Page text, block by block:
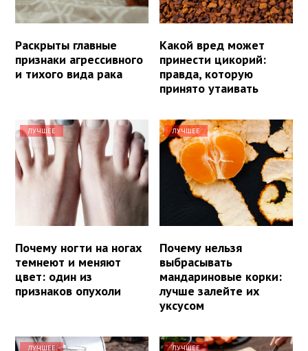
Раскрыты главные
признаки агрессивного
и тихого вида рака
Какой вред может
принести цикорий:
правда, которую
принято утаивать
ЛУЧШЕЕ
Почему ногти на ногах
темнеют и меняют
цвет: один из
признаков опухоли
ЛУЧШЕЕ
Почему нельзя
выбрасывать
мандариновые корки:
лучше залейте их
уксусом
ЛУЧШЕЕ ЛУЧШЕЕ